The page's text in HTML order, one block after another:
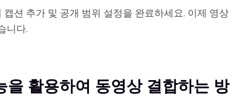
션 추가 및 공개 범위 설정을 완료하세요. 이제 영상
니다.
을 활용하여 동영상 결합하는 방